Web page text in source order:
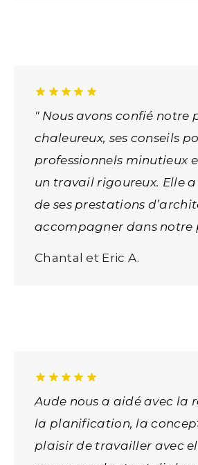
" Nous avons confié
chaleureux, ses conseils
professionnels minutieux
un travail rigoureux. Elle
de ses prestations
accompagner dans notre
Chantal et Eric A.
Aude nous a aidé avec la
la planification, la
plaisir de travailler avec